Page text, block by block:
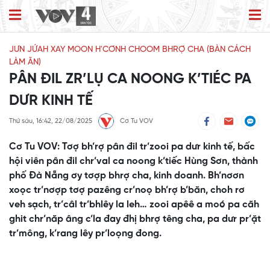
JƯN JỨAH XAY MOON H'CƠNH CHOOM BHRỢ CHA (BÀN CÁCH
LÀM ĂN)
PÂN ĐIL ZR’LỤ CA NOONG K’TIÉC PA
DƯR KINH TẾ
Thứ sáu, 16:42, 22/08/2025 Cơ Tu VOV
Cơ Tu VOV: Tơợ bh’rợ pân đil tr’zooi pa dưr kinh tế, bấc
hội viên pân đil chr’val ca noong k’tiếc Hùng Sơn, thành
phố Đà Nẵng ơy tơợp bhrợ cha, kinh doanh. Bh’nơơn
xoọc tr’nơợp tơợ pazêng cr’noọ bh’rợ b’băn, choh rơ
veh sạch, tr’câl tr’bhlêy la leh… zooi apêê a moó pa căh
ghit chr’năp âng c’la đay đhị bhrợ têng cha, pa dưr pr’ặt
tr’mông, k’rang lêy pr’loọng đong.